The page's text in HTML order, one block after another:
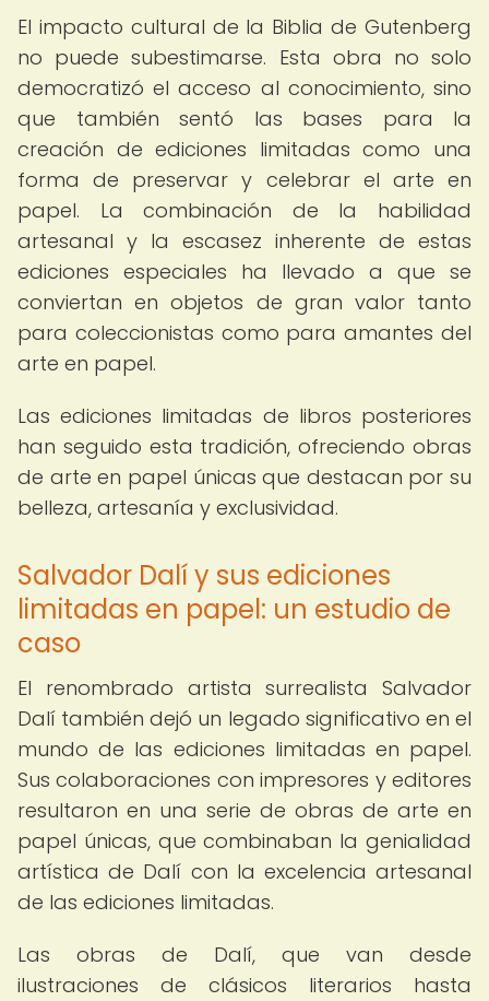
El impacto cultural de la Biblia de Gutenberg
no puede subestimarse. Esta obra no solo
democratizó el acceso al conocimiento, sino
que también sentó las bases para la
creación de ediciones limitadas como una
forma de preservar y celebrar el arte en
papel. La combinación de la habilidad
artesanal y la escasez inherente de estas
ediciones especiales ha llevado a que se
conviertan en objetos de gran valor tanto
para coleccionistas como para amantes del
arte en papel.
Las ediciones limitadas de libros posteriores
han seguido esta tradición, ofreciendo obras
de arte en papel únicas que destacan por su
belleza, artesanía y exclusividad.
Salvador Dalí y sus ediciones
limitadas en papel: un estudio de
caso
El renombrado artista surrealista Salvador
Dalí también dejó un legado significativo en el
mundo de las ediciones limitadas en papel.
Sus colaboraciones con impresores y editores
resultaron en una serie de obras de arte en
papel únicas, que combinaban la genialidad
artística de Dalí con la excelencia artesanal
de las ediciones limitadas.
Las obras de Dalí, que van desde
ilustraciones de clásicos literarios hasta